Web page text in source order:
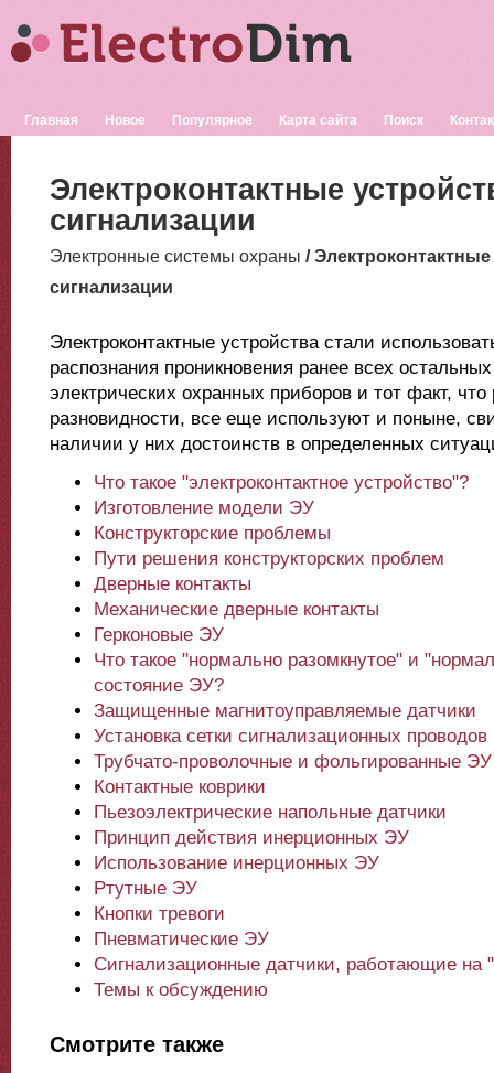
Главная Новое Популярное Карта сайта Поиск
Электроконтактные
сигнализации
Электронные системы охраны /
сигнализации
Электроконтактные устройства стали
распознания проникновения ранее всех
электрических охранных приборов и тот факт,
разновидности, все еще используют и поныне,
наличии у них достоинств в определенных
Что такое "электроконтактное устройство"?
Изготовление модели ЭУ
Конструкторские проблемы
Пути решения конструкторских проблем
Дверные контакты
Механические дверные контакты
Герконовые ЭУ
Что такое "нормально разомкнутое" и
состояние ЭУ?
Защищенные магнитоуправляемые датчики
Установка сетки сигнализационных
Трубчато-проволочные и фольгированные
Контактные коврики
Пьезоэлектрические напольные датчики
Принцип действия инерционных ЭУ
Использование инерционных ЭУ
Ртутные ЭУ
Кнопки тревоги
Пневматические ЭУ
Сигнализационные датчики, работающие на
Темы к обсуждению
Смотрите также